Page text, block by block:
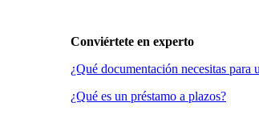
Conviértete en experto
¿Qué documentación necesitas para
¿Qué es un préstamo a plazos?